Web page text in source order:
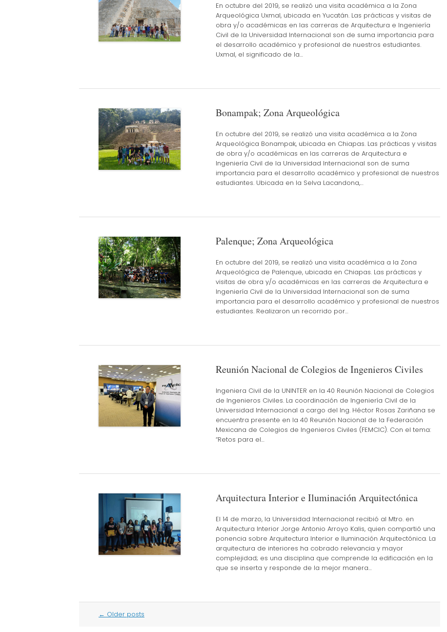
En octubre del 2019, se realizó una visita académica a la Zona
Arqueológica Uxmal, ubicada en Yucatán. Las prácticas y visitas de
obra y/o académicas en las carreras de Arquitectura e Ingeniería
Civil de la Universidad Internacional son de suma importancia para
el desarrollo académico y profesional de nuestros estudiantes.
Uxmal, el significado de la…
Bonampak; Zona Arqueológica
En octubre del 2019, se realizó una visita académica a la Zona
Arqueológica Bonampak, ubicada en Chiapas. Las prácticas y visitas
de obra y/o académicas en las carreras de Arquitectura e
Ingeniería Civil de la Universidad Internacional son de suma
importancia para el desarrollo académico y profesional de nuestros
estudiantes. Ubicada en la Selva Lacandona,…
Palenque; Zona Arqueológica
En octubre del 2019, se realizó una visita académica a la Zona
Arqueológica de Palenque, ubicada en Chiapas. Las prácticas y
visitas de obra y/o académicas en las carreras de Arquitectura e
Ingeniería Civil de la Universidad Internacional son de suma
importancia para el desarrollo académico y profesional de nuestros
estudiantes. Realizaron un recorrido por…
Reunión Nacional de Colegios de Ingenieros Civiles
Ingeniera Civil de la UNINTER en la 40 Reunión Nacional de Colegios
de Ingenieros Civiles. La coordinación de Ingeniería Civil de la
Universidad Internacional a cargo del Ing. Héctor Rosas Zariñana se
encuentra presente en la 40 Reunión Nacional de la Federación
Mexicana de Colegios de Ingenieros Civiles (FEMCIC). Con el tema:
“Retos para el…
Arquitectura Interior e Iluminación Arquitectónica
El 14 de marzo, la Universidad Internacional recibió al Mtro. en
Arquitectura Interior Jorge Antonio Arroyo Kalis, quien compartió una
ponencia sobre Arquitectura Interior e Iluminación Arquitectónica. La
arquitectura de interiores ha cobrado relevancia y mayor
complejidad; es una disciplina que comprende la edificación en la
que se inserta y responde de la mejor manera…
Post
← Older posts